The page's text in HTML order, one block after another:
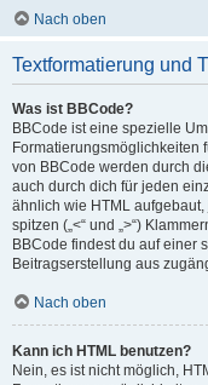
Nach oben
Textformatierung und
Was ist BBCode?
BBCode ist eine spezielle
Formatierungsmöglichkeiten
von BBCode werden durch
auch durch dich für jeden
ähnlich wie HTML aufgebaut,
spitzen („<“ und „>“)
BBCode findest du auf einer
Beitragserstellung aus
Nach oben
Kann ich HTML benutzen?
Nein, es ist nicht möglich,